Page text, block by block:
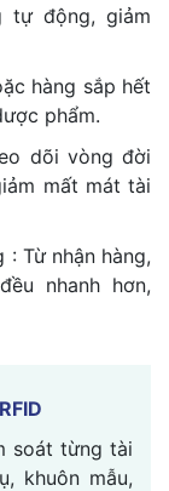
tự động, giảm
hàng sắp hết
phẩm.
dõi vòng đời
mất mát tài
Từ nhận hàng,
nhanh hơn,
soát từng tài
khuôn mẫu,